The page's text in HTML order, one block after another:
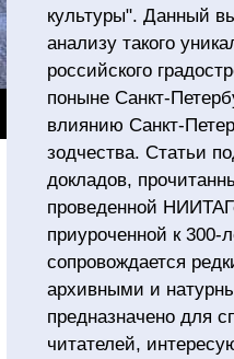
культуры". Данный
анализу такого
российского
поныне Санкт-
влиянию Санкт-
зодчества. Статьи
докладов,
проведенной
приуроченной к 300-
сопровождается
архивными и
предназначено для
читателей,